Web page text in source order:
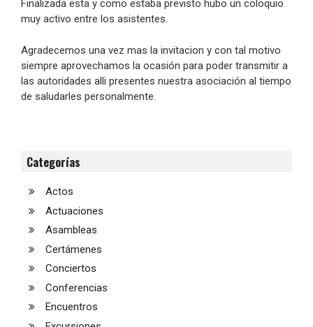
Finalizada esta y como estaba previsto hubo un coloquio
muy activo entre los asistentes.
Agradecemos una vez mas la invitacion y con tal motivo
siempre aprovechamos la ocasión para poder transmitir a
las autoridades alli presentes nuestra asociación al tiempo
de saludarles personalmente.
Categorías
Actos
Actuaciones
Asambleas
Certámenes
Conciertos
Conferencias
Encuentros